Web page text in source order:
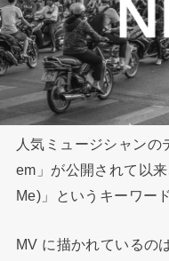
人気ミュージシャン
em」が公開されて以
Me)」というキーワー
MV に描かれているの